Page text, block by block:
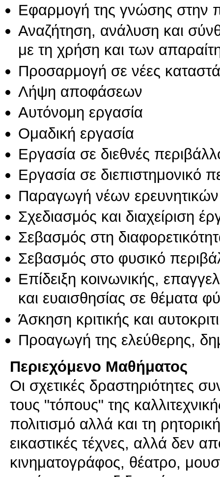
Εφαρμογή της γνώσης στην
Αναζήτηση, ανάλυση και
με τη χρήση και των
Προσαρμογή σε νέες
Λήψη αποφάσεων
Αυτόνομη εργασία
Ομαδική εργασία
Εργασία σε διεθνές
Εργασία σε διεπιστημονικό
Παραγωγή νέων
Σχεδιασμός και διαχείριση
Σεβασμός στη
Σεβασμός στο φυσικό
Επίδειξη κοινωνικής,
και ευαισθησίας σε θέματα
Άσκηση κριτικής και
Προαγωγή της ελεύθερης,
Περιεχόμενο Μαθήματος
Οι σχετικές δραστηριότητες
τους "τόπους" της
πολιτισμό αλλά και τη
εικαστικές τέχνες, αλλά δεν
κινηματογράφος, θέατρο,